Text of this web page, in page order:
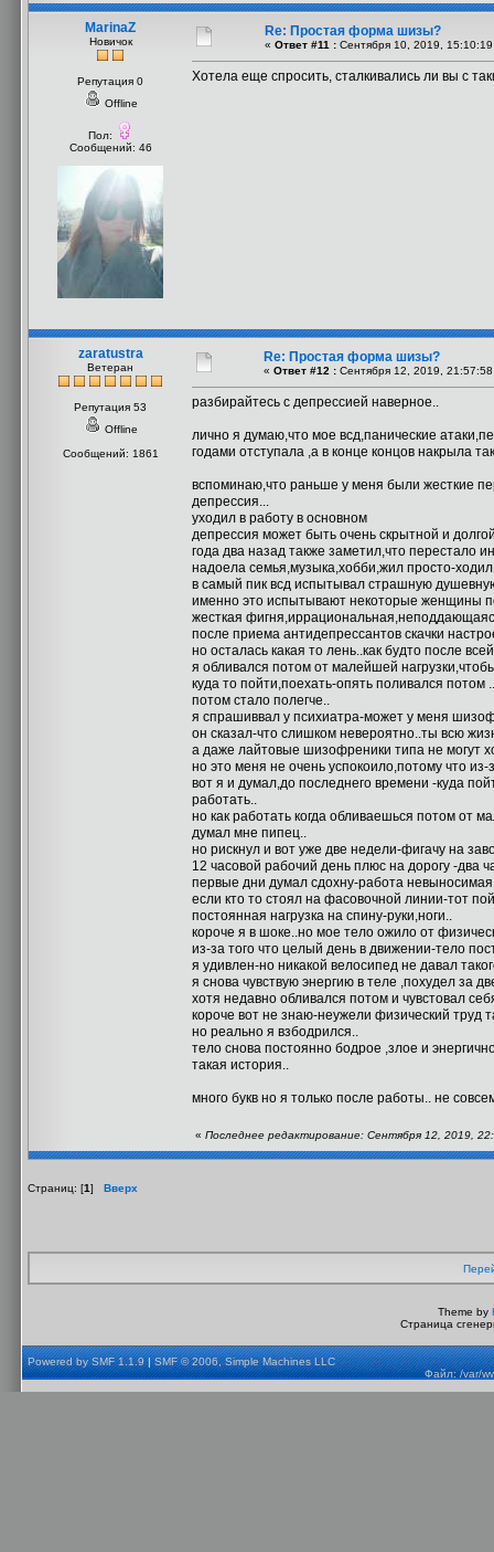
MarinaZ
Новичок
Репутация 0
Offline
Пол:
Сообщений: 46
Re: Простая форма шизы?
« Ответ #11 : Сентября 10, 2019,
Хотела еще спросить, сталкивались ли вы с
zaratustra
Ветеран
Репутация 53
Offline
Сообщений: 1861
Re: Простая форма шизы?
« Ответ #12 : Сентября 12, 2019,
разбирайтесь с депрессией наверное..
лично я думаю,что мое всд,панические
годами отступала ,а в конце концов накрыла
вспоминаю,что раньше у меня были жесткие
депрессия...
уходил в работу в основном
депрессия может быть очень скрытной и
года два назад также заметил,что перестало
надоела семья,музыка,хобби,жил просто-ходил
в самый пик всд испытывал страшную
именно это испытывают некоторые женщины
жесткая
после приема антидепрессантов скачки
но осталась какая то лень..как будто после
я обливался потом от малейшей
куда то пойти,поехать-опять поливался потом ..
потом стало полегче..
я спрашиввал у психиатра-может у меня
он сказал-что слишком невероятно..ты всю
а даже лайтовые шизофреники типа не могут
но это меня не очень успокоило,потому что
вот я и думал,до последнего времени -куда
работать..
но как работать когда обливаешься потом от
думал мне пипец..
но рискнул и вот уже две недели-фигачу на
12 часовой рабочий день плюс на дорогу -два
первые дни думал сдохну-работа
если кто то стоял на фасовочной линии-тот
постоянная нагрузка на спину-руки,ноги..
короче я в шоке..но мое тело ожило от
из-за того что целый день в движении-тело
я удивлен-но никакой велосипед не давал
я снова чувствую энергию в теле ,похудел за
хотя недавно обливался потом и чувстовал
короче вот не знаю-неужели физический труд
но реально я взбодрился..
тело снова постоянно бодрое ,злое и
такая история..
много букв но я только после работы.. не
« Последнее редактирование: Сентября 12, 2019,
Страниц: [1] Вверх
Theme by
Страница
Powered by SMF 1.1.9|SMF © 2006, Simple Machines LLC
Файл: /var/